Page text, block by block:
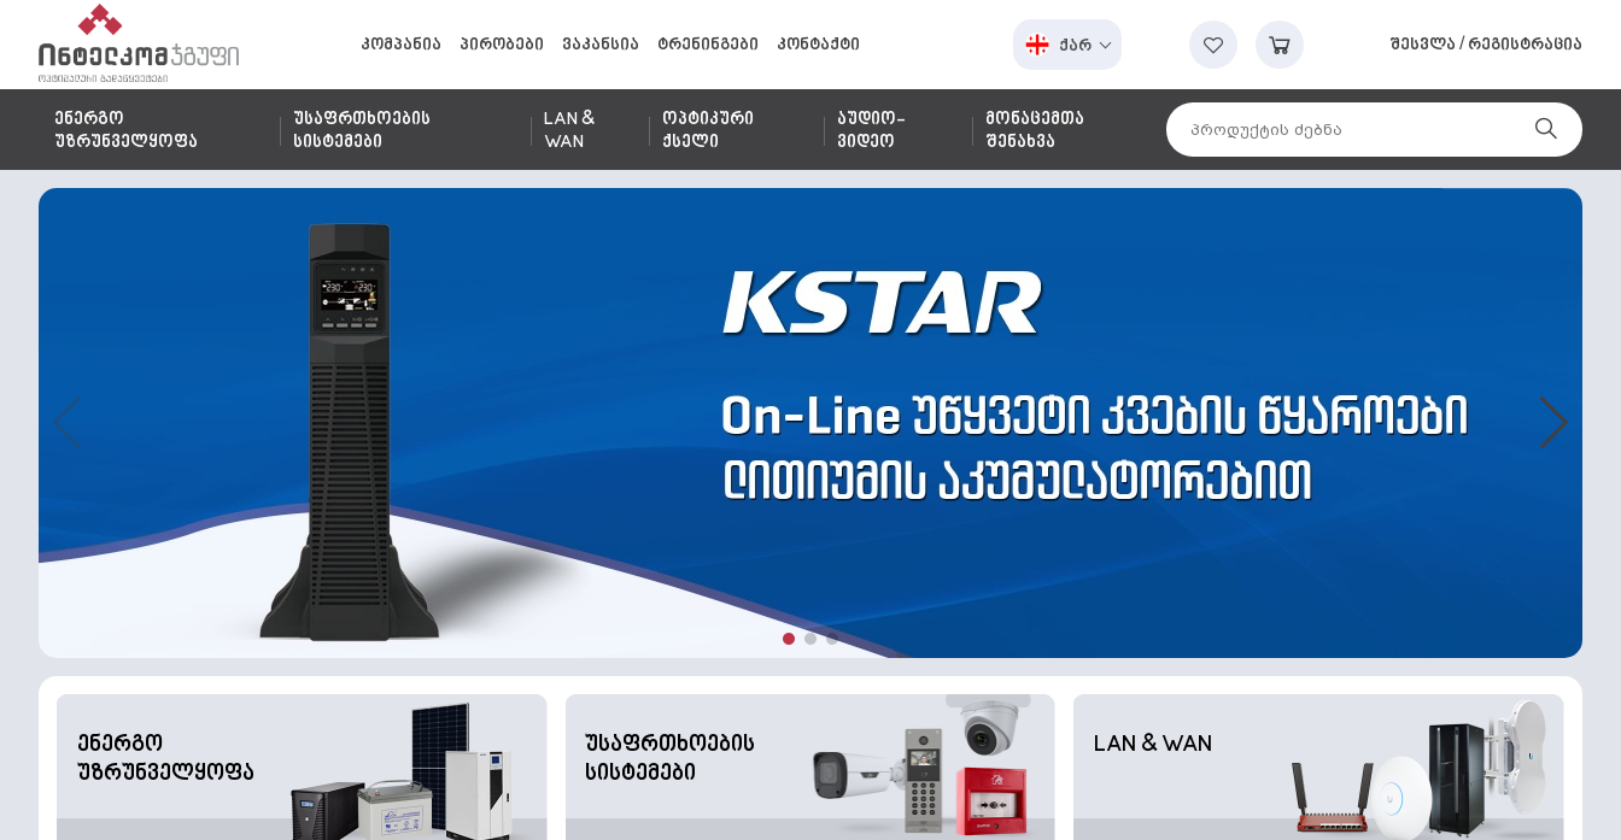
კომპანია პირობები ვაკანსია ტრენინგები კონტაქტი ქარ შესვლა / რეგისტრაცია
ენერგო
უზრუნველყოფა
უსაფრთხოების
სისტემები
LAN &
WAN
ოპტიკური
ქსელი
აუდიო-
ვიდეო
მონაცემთა
შენახვა
ენერგო
უზრუნველყოფა
უსაფრთხოების
სისტემები
LAN & WAN